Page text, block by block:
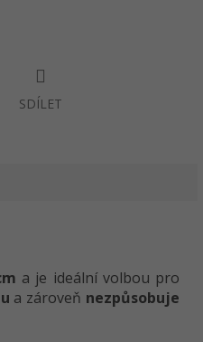
SDÍLET
a je ideální volbou pro
a zároveň nezpůsobuje